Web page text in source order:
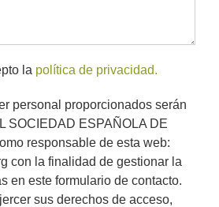
la política de privacidad.
personal proporcionados serán
SOCIEDAD ESPAÑOLA DE
responsable de esta web:
con la finalidad de gestionar la
en este formulario de contacto.
sus derechos de acceso,